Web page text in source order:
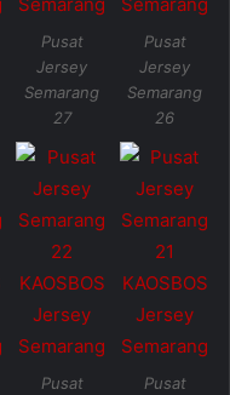
Pusat
Jersey
Semarang
27
Pusat
Jersey
Semarang
26
Pusat
Pusat